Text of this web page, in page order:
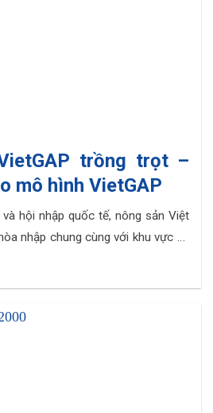
trồng trọt –
mô hình VietGAP
hội nhập quốc tế, nông sản Việt
nhập chung cùng với khu vực và
vệ sinh an toàn thực phẩm là
của tất cả các quốc gia, các nhà